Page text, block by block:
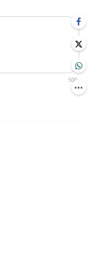
500